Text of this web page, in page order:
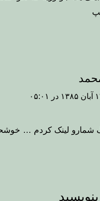
۰۵:۰۱
شمارو لینک کردم …